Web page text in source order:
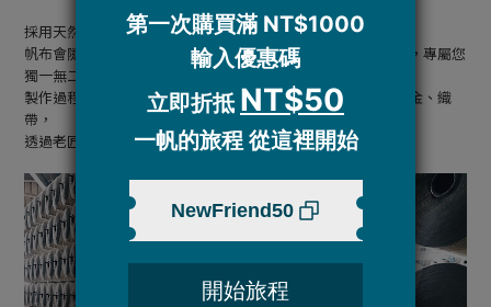
採用天然棉花製成帆布，環保耐用，且不易損壞。
帆布會隨使用變得柔軟，也會依習慣和環境差別產生不同變化，專屬您
獨一無二的帆布包。
製作過程，根據不同包款和使用狀態，挑選最適宜的布料、五金、織
帶，
透過老匠師多年累積而成的熟練技法，精心車縫。